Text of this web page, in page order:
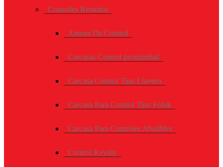
Controles Remotos
Antena De Control
Carcasas Control proximidad
Carcasa Control Tipo Llavero
Carcasa Para Control Tipo Fobik
Carcasa Para Controles Abatibles
Control Keydiy